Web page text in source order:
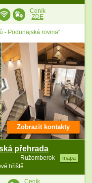
Ceník
ZDE
- Podunajská rovina“
přehrada
Ružomberok mapa
hřiště
Zobrazit kontakty
Ceník